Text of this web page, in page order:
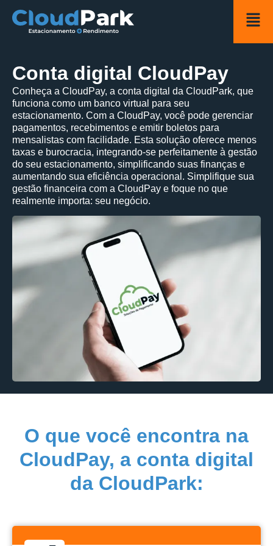
Conta digital CloudPay
Conheça a CloudPay, a conta digital da CloudPark, que
funciona como um banco virtual para seu
estacionamento. Com a CloudPay, você pode gerenciar
pagamentos, recebimentos e emitir boletos para
mensalistas com facilidade. Esta solução oferece menos
taxas e burocracia, integrando-se perfeitamente à gestão
do seu estacionamento, simplificando suas finanças e
aumentando sua eficiência operacional. Simplifique sua
gestão financeira com a CloudPay e foque no que
realmente importa: seu negócio.
O que você encontra na
CloudPay, a conta digital
da CloudPark: